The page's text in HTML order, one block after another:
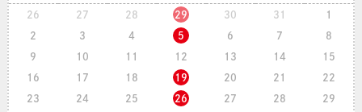
26 27 28 29 30 31 1
2 3 4 5 6 7 8
9 10 11 12 13 14 15
16 17 18 19 20 21 22
23 24 25 26 27 28 29